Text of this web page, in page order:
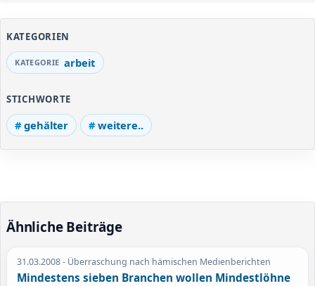
KATEGORIEN
arbeit
STICHWORTE
gehälter weitere..
Ähnliche Beiträge
31.03.2008- Überraschung nach hämischen Medienberichten
Mindestens sieben Branchen wollen Mindestlöhne